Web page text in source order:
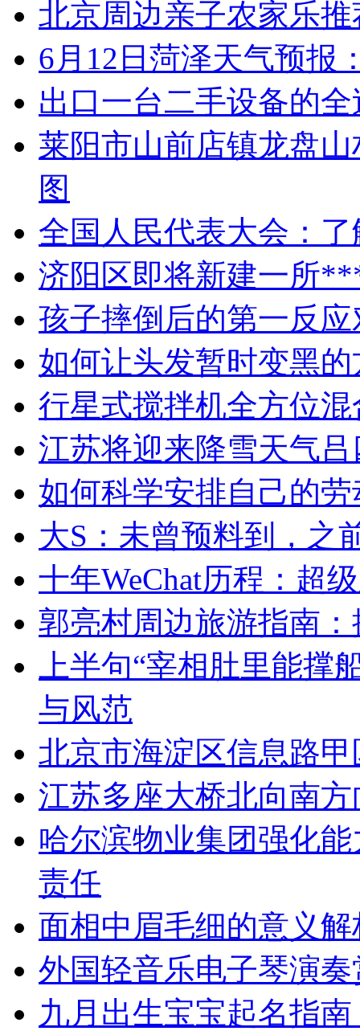
北京周边亲子农家乐
6月12日菏泽天气预报
出口一台二手设备的
莱阳市山前店镇龙盘
图
全国人民代表大会：
济阳区即将新建一所
孩子摔倒后的第一反
如何让头发暂时变黑的
行星式搅拌机全方位
江苏将迎来降雪天气
如何科学安排自己的
大S：未曾预料到，之
十年WeChat历程：超
郭亮村周边旅游指南
上半句“宰相肚里能撑
与风范
北京市海淀区信息路
江苏多座大桥北向南
哈尔滨物业集团强化
责任
面相中眉毛细的意义解
外国轻音乐电子琴演奏
九月出生宝宝起名指